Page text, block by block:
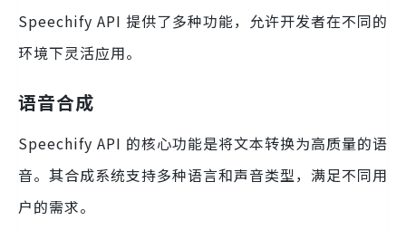
Speechify API 提供了多种功能，允许开发者在不同的
环境下灵活应用。
语音合成
Speechify API 的核心功能是将文本转换为高质量的语
音。其合成系统支持多种语言和声音类型，满足不同用
户的需求。